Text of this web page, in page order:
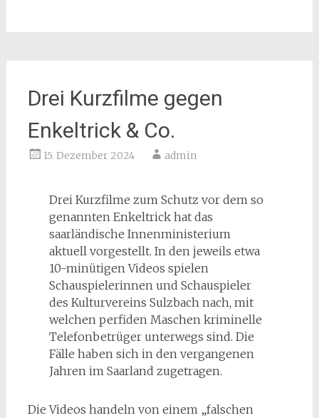
Drei Kurzfilme gegen
Enkeltrick & Co.
15. Dezember 2024 admin
Drei Kurzfilme zum Schutz vor dem so
genannten Enkeltrick hat das
saarländische Innenministerium
aktuell vorgestellt. In den jeweils etwa
10-minütigen Videos spielen
Schauspielerinnen und Schauspieler
des Kulturvereins Sulzbach nach, mit
welchen perfiden Maschen kriminelle
Telefonbetrüger unterwegs sind. Die
Fälle haben sich in den vergangenen
Jahren im Saarland zugetragen.
Die Videos handeln von einem „falschen